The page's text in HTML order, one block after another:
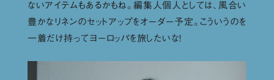
ないアイテムもあるかもね。編集人個人としては、風合い
豊かなリネンのセットアップをオーダー予定。こういうのを
一着だけ持ってヨーロッパを旅したいな！